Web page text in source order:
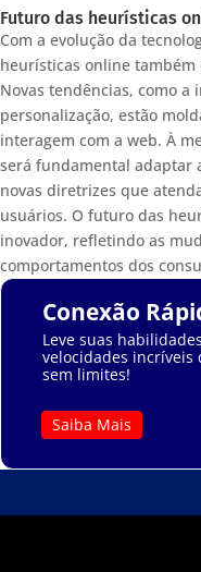
Futuro das heurísticas
Com a evolução da
heurísticas online também
Novas tendências, como
personalização, estão
interagem com a web. À
será fundamental adaptar
novas diretrizes que
usuários. O futuro das
inovador, refletindo as
comportamentos dos
Conexão
Leve suas
velocidades incríveis
sem limites!
Saiba Mais